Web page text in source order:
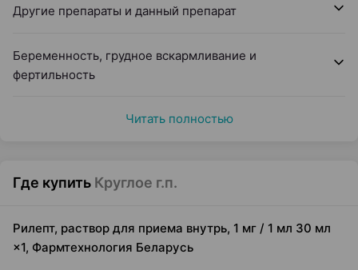
Другие препараты и данный препарат
Беременность, грудное вскармливание и
фертильность
Читать полностью
Где купить Круглое г.п.
Рилепт, раствор для приема внутрь, 1 мг / 1 мл 30 мл
×1, Фармтехнология Беларусь